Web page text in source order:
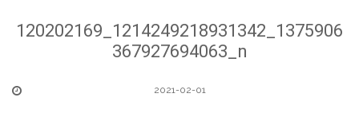
120202169_1214249218931342_1375906
367927694063_n
2021-02-01